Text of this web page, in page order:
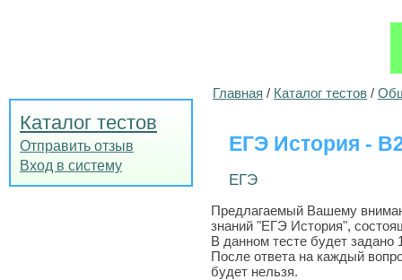
Каталог тестов
Отправить отзыв
Вход в систему
Главная / Каталог тестов /
ЕГЭ История -
ЕГЭ
Предлагаемый Вашему
знаний "ЕГЭ История",
В данном тесте будет задано
После ответа на каждый
будет нельзя.